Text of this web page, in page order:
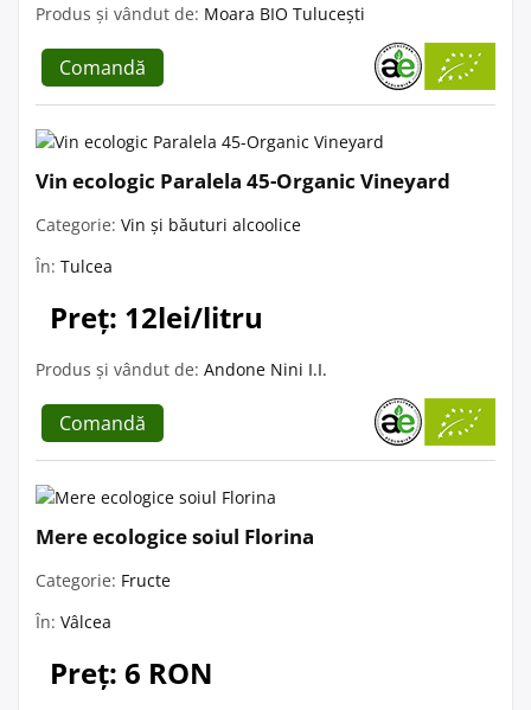
Produs și vândut de: Moara BIO Tulucești
Comandă
Vin ecologic Paralela 45-Organic Vineyard
Categorie: Vin și băuturi alcoolice
În: Tulcea
Preț: 12lei/litru
Produs și vândut de: Andone Nini I.I.
Comandă
Mere ecologice soiul Florina
Categorie: Fructe
În: Vâlcea
Preț: 6 RON